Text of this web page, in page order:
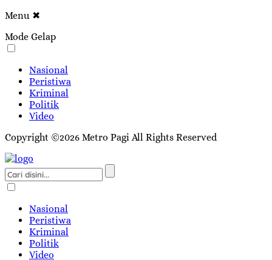
Menu ✖
Mode Gelap
Nasional
Peristiwa
Kriminal
Politik
Video
Copyright ©2026 Metro Pagi All Rights Reserved
Nasional
Peristiwa
Kriminal
Politik
Video